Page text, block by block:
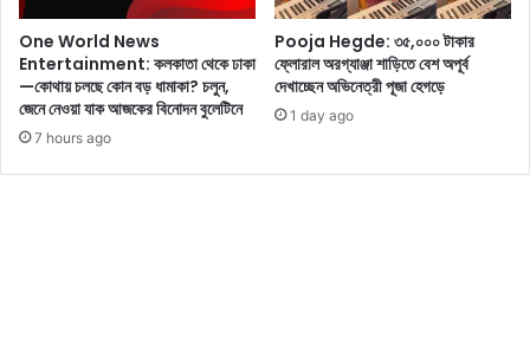
পা
ধ্যা
য়
?
ড়
টে
স্ট
য়ে
র
রে
One World News
Entertainment: কলকাতা থেকে ঢাকা
—কোথায় চলছে কোন বড় ধামাকা? চলুন,
জেনে নেওয়া যাক আজকের বিনোদন বুলেটিনে
7 hours ago
Pooja Hegde: ৩৫,০০০ টাকার
ফ্লোরাল অরগ্যাঞ্জা শাড়িতে বেশ অপূর্ব
দেখাচ্ছেন অভিনেত্রী পূজা হেগড়ে
1 day ago